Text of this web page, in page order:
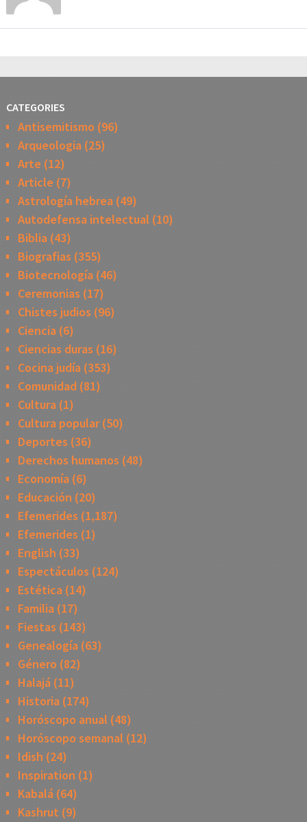
CATEGORIES
Antisemitismo (96)
Arqueologia(25)
Arte (12)
Article (7)
Astrología hebrea(49)
Autodefensa intelectual (10)
Biblia(43)
Biografias (355)
Biotecnología(46)
Ceremonias (17)
Chistes judios (96)
Ciencia(6)
Ciencias duras (16)
Cocina judía(353)
Comunidad(81)
Cultura(1)
Cultura popular(50)
Deportes (36)
Derechos humanos (48)
Economía(6)
Educación (20)
Efemerides (1,187)
Efemerides (1)
English (33)
Espectáculos (124)
Estética(14)
Familia(17)
Fiestas (143)
Genealogía(63)
Género (82)
Halajá(11)
Historia(174)
Horóscopo anual (48)
Horóscopo semanal (12)
Idish (24)
Inspiration (1)
Kabalá(64)
Kashrut (9)